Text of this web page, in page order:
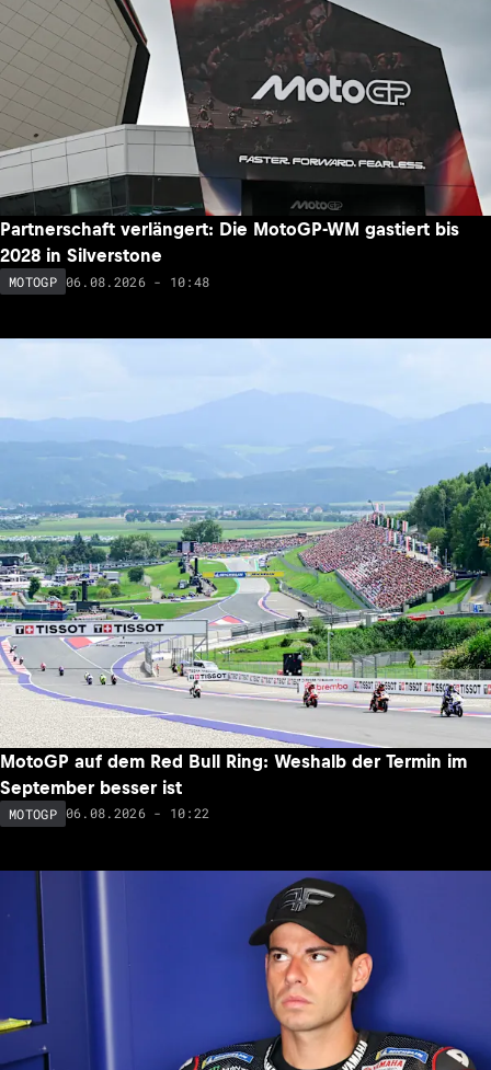
Partnerschaft verlängert: Die MotoGP-WM gastiert bis
2028 in Silverstone
MOTOGP 06.08.2026 - 10:48
MotoGP auf dem Red Bull Ring: Weshalb der Termin im
September besser ist
MOTOGP 06.08.2026 - 10:22